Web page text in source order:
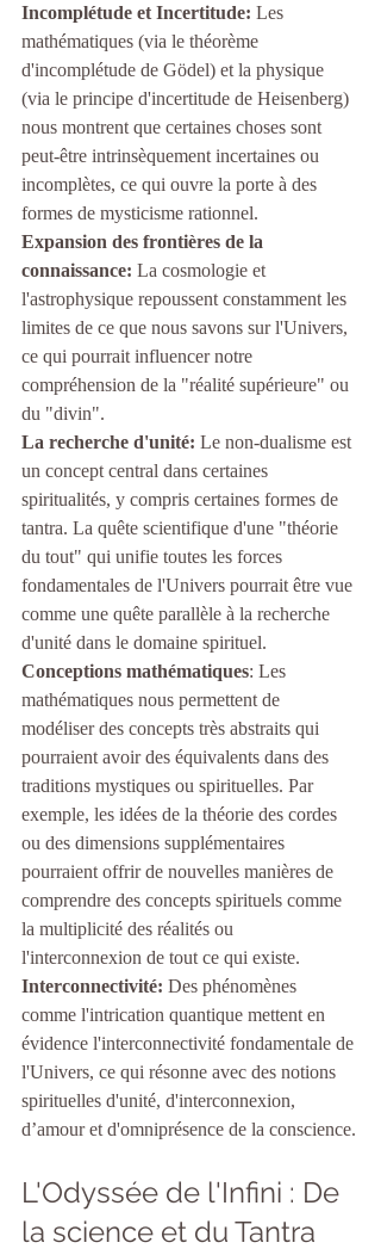
Incomplétude et Incertitude: Les
mathématiques (via le théorème
d'incomplétude de Gödel) et la physique
(via le principe d'incertitude de Heisenberg)
nous montrent que certaines choses sont
peut-être intrinsèquement incertaines ou
incomplètes, ce qui ouvre la porte à des
formes de mysticisme rationnel.
Expansion des frontières de la
connaissance: La cosmologie et
l'astrophysique repoussent constamment les
limites de ce que nous savons sur l'Univers,
ce qui pourrait influencer notre
compréhension de la "réalité supérieure" ou
du "divin".
La recherche d'unité: Le non-dualisme est
un concept central dans certaines
spiritualités, y compris certaines formes de
tantra. La quête scientifique d'une "théorie
du tout" qui unifie toutes les forces
fondamentales de l'Univers pourrait être vue
comme une quête parallèle à la recherche
d'unité dans le domaine spirituel.
Conceptions mathématiques: Les
mathématiques nous permettent de
modéliser des concepts très abstraits qui
pourraient avoir des équivalents dans des
traditions mystiques ou spirituelles. Par
exemple, les idées de la théorie des cordes
ou des dimensions supplémentaires
pourraient offrir de nouvelles manières de
comprendre des concepts spirituels comme
la multiplicité des réalités ou
l'interconnexion de tout ce qui existe.
Interconnectivité: Des phénomènes
comme l'intrication quantique mettent en
évidence l'interconnectivité fondamentale de
l'Univers, ce qui résonne avec des notions
spirituelles d'unité, d'interconnexion,
d’amour et d'omniprésence de la conscience.
L'Odyssée de l'Infini : De
la science et du Tantra